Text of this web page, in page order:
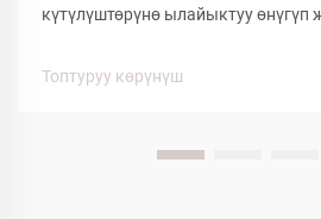
күтүлүштөрүнө ылайыктуу өнүгүп
Бул негизги кайрымдуулук
Топтуруу көрүнүш